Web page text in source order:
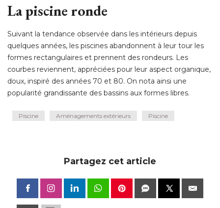
La piscine ronde
Suivant la tendance observée dans les intérieurs depuis
quelques années, les piscines abandonnent à leur tour les
formes rectangulaires et prennent des rondeurs. Les
courbes reviennent, appréciées pour leur aspect organique,
doux, inspiré des années 70 et 80. On nota ainsi une
popularité grandissante des bassins aux formes libres.
Piscine Aménagements extérieurs Piscine
Partagez cet article